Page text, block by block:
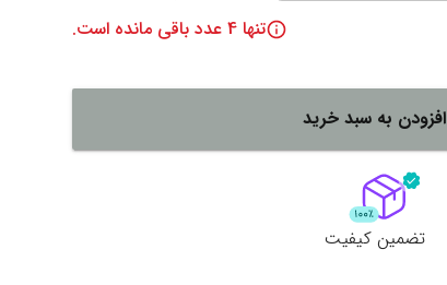
تنها4 عدد باقی مانده است.
افزودن به سبد خرید
تضمین کیفیت